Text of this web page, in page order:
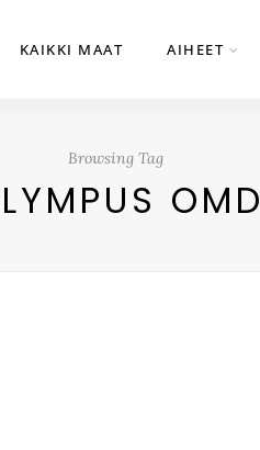
KAIKKI MAAT AIHEET
Browsing Tag
OMD